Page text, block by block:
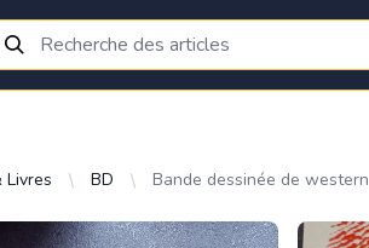
Livres BD Bande dessinée de western